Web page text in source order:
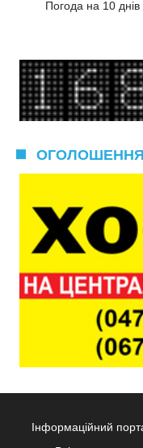
Погода на 10 днів
ОГОЛОШЕННЯ
Інформаційний